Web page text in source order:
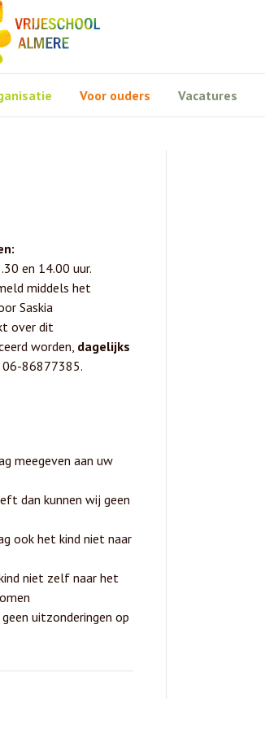
Voor ouders Vacatures
en 14.00 uur.
middels het
Saskia
over dit
worden, dagelijks
06-86877385.
meegeven aan uw
dan kunnen wij geen
ook het kind niet naar
niet zelf naar het
uitzonderingen op